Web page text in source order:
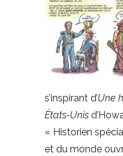
s’inspirant d’Une
États-Unis
« Historien
et du monde